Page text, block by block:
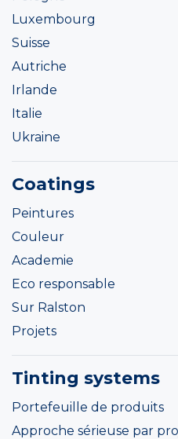
Luxembourg
Suisse
Autriche
Irlande
Italie
Ukraine
Coatings
Peintures
Couleur
Academie
Eco responsable
Sur Ralston
Projets
Tinting systems
Portefeuille de produits
Approche sérieuse par